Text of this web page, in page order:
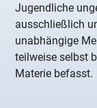
Jugendliche
ausschließlich
unabhängige
teilweise selbst
Materie befasst.